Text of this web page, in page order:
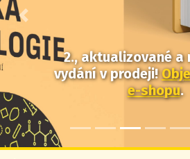
2., aktualizované a
vydání v prodeji!
e-shopu.
Předchozí